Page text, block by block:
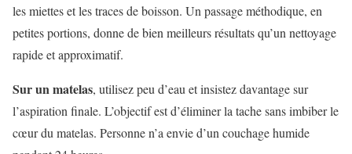
les miettes et les traces de boisson. Un passage méthodique, en
petites portions, donne de bien meilleurs résultats qu’un nettoyage
rapide et approximatif.
Sur un matelas, utilisez peu d’eau et insistez davantage sur
l’aspiration finale. L’objectif est d’éliminer la tache sans imbiber le
cœur du matelas. Personne n’a envie d’un couchage humide